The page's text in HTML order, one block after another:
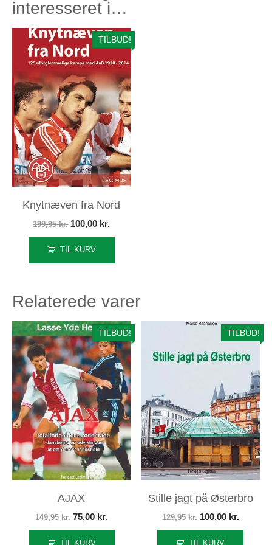
interesseret i…
TILBUD!
Knytnæven fra Nord
199,95kr. Den
oprindelige
pris
100,00 kr.
aktuelle
TIL KURV
Relaterede varer
TILBUD!
AJAX
149,95kr. Den
oprindelige
75,00 kr.
aktuelle
TIL KURV
TILBUD!
Stille jagt på Østerbro
129,95kr. Den
oprindelige
100,00 kr.
aktuelle
TIL KURV